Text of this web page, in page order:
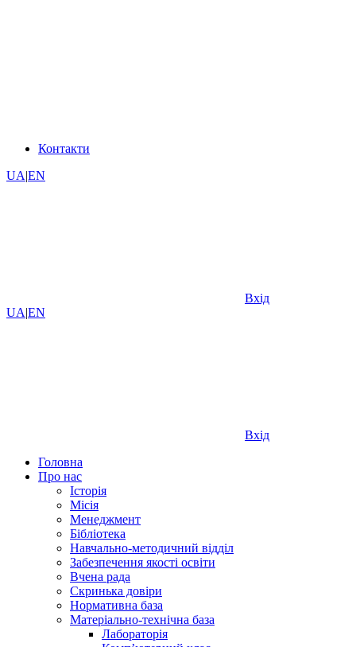
Контакти
UA|EN
Вхід
UA|EN
Вхід
Головна
Про нас
Історія
Місія
Менеджмент
Бібліотека
Навчально-методичний відділ
Забезпечення якості освіти
Вчена рада
Скринька довіри
Нормативна база
Матеріально-технічна база
Лабораторія